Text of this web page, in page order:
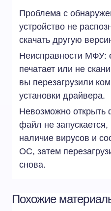
Проблема с
устройство не
скачать другую
Неисправности МФУ:
печатает или не
вы перезагрузили
установки драйвера.
Невозможно открыть
файл не
наличие вирусов и
ОС, затем
снова.
Похожие